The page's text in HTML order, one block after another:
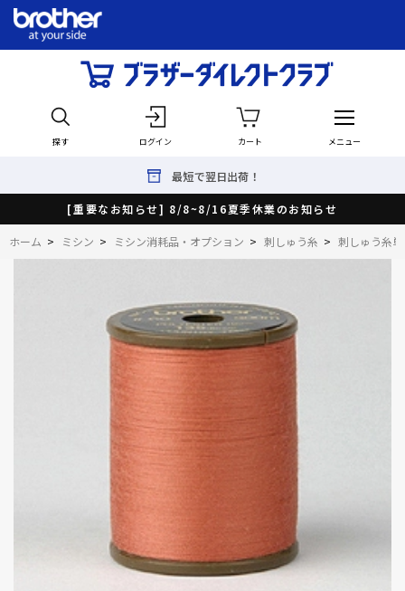
探す ログイン カート メニュー
最短で翌日出荷！
[重要なお知らせ] 8/8~8/16夏季休業のお知らせ
ホーム > ミシン > ミシン消耗品・オプション > 刺しゅう糸 > 刺しゅう糸